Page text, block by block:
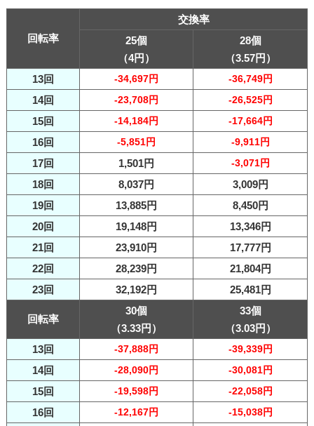
回転率
交換率
25個
（4円）
28個
（3.57円）
13回
-34,697円 -36,749円
14回 -23,708円 -26,525円
15回 -14,184円 -17,664円
16回 -5,851円 -9,911円
17回 1,501円 -3,071円
18回 8,037円
3,009円
19回
13,885円
8,450円
20回
19,148円
13,346円
21回
23,910円
17,777円
22回
28,239円
21,804円
23回
32,192円 25,481円
回転率
30個
（3.33円）
33個
（3.03円）
13回
-37,888円 -39,339円
14回 -28,090円 -30,081円
15回 -19,598円 -22,058円
16回 -12,167円 -15,038円